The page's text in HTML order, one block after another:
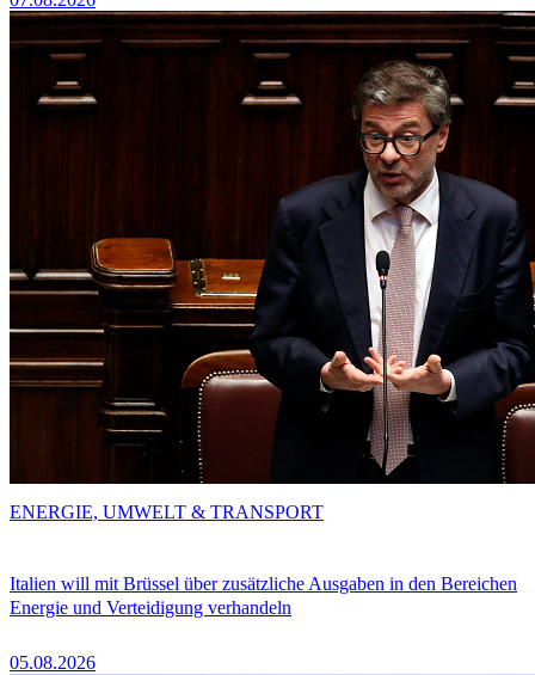
Italien will mit Brüssel über zusätzliche Ausgaben in den Bereichen
Energie und Verteidigung verhandeln
05.08.2026
ENERGIE, UMWELT & TRANSPORT